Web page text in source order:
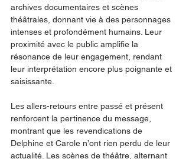
archives documentaires et scènes
théâtrales, donnant vie à des personnages
intenses et profondément humains. Leur
proximité avec le public amplifie la
résonance de leur engagement, rendant
leur interprétation encore plus poignante et
saisissante.
Les allers-retours entre passé et présent
renforcent la pertinence du message,
montrant que les revendications de
Delphine et Carole n’ont rien perdu de leur
actualité. Les scènes de théâtre, alternant